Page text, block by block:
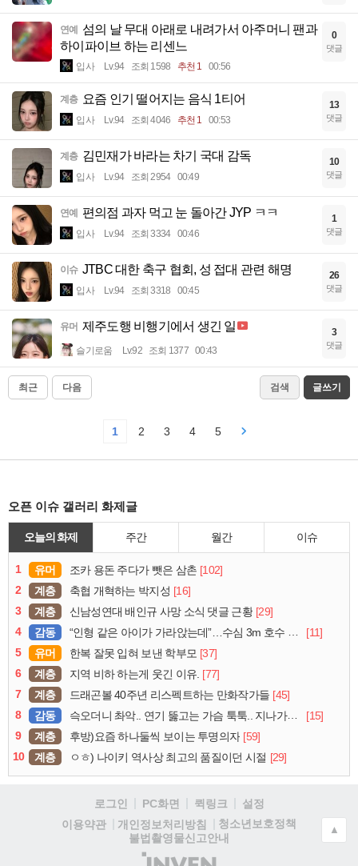
연예 섬의 날 무대 아래로 내려가서 아주머니 팬과
하이파이브 하는 리센느
입사 Lv.94 조회 1598 추천 1 00:56
0
댓글
계층 요즘 인기 떨어지는 음식 1티어
입사 Lv.94 조회 4046 추천 1 00:53
13
댓글
계층 김민재가 바라는 차기 국대 감독
입사 Lv.94 조회 2954 00:49
10
댓글
연예 편의점 과자 먹고 눈 돌아간 JYP ㅋㅋ
입사 Lv.94 조회 3334 00:46
1
댓글
이슈 JTBC 대한 축구 협회, 성 접대 관련 해명
입사 Lv.94 조회 3318 00:45
26
댓글
유머 제주도행 비행기에서 생긴 일
슬기로움 Lv.92 조회 1377 00:43
3
댓글
최근 다음 검색 글쓰기
1 2 3 4 5
오픈 이슈 갤러리 화제글
오늘의 화제 주간 월간 이슈
1 유머 조카 용돈 주다가 뺏은 삼촌 [102]
2
계층 축협 개혁하는 박지성 [16]
3
계층 신남성연대 배인규 사망 소식 댓글 근황 [29]
4
감동 “인형 같은 아이가 가라앉는데”…수심 3m 호수 뛰어든 60대 의인
[11]
5
유머 한복 잘못 입혀 보낸 학부모 [37]
6
계층 지역 비하 하는게 웃긴 이유. [77]
7
계층 드래곤볼 40주년 리스펙트하는 만화작가들 [45]
8
감동 슥오더니 촤악.. 연기 뚫고는 가슴 툭툭.. 지나가던 아재의 정체
[15]
9
계층 후방)요즘 하나둘씩 보이는 투명의자 [59]
10
계층 ㅇㅎ) 나이키 역사상 최고의 품질이던 시절 [29]
로그인 PC화면 퀵링크
설정
이용약관
개인정보처리방침
청소년보호정책
불법촬영물신고안내
(주)
▲